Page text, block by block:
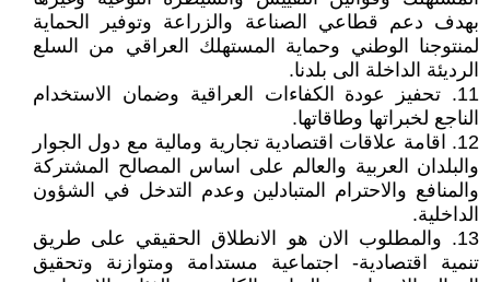
بهدف دعم قطاعي الصناعة والزراعة وتوفير الحماية
لمنتوجنا الوطني وحماية المستهلك العراقي من السلع
الرديئة الداخلة الى بلدنا.
11. تحفيز عودة الكفاءات العراقية وضمان الاستخدام
الناجع لخبراتها وطاقاتها.
12. اقامة علاقات اقتصادية تجارية ومالية مع دول الجوار
والبلدان العربية والعالم على اساس المصالح المشتركة
والمنافع والاحترام المتبادلين وعدم التدخل في الشؤون
الداخلية.
13. والمطلوب الان هو الانطلاق الحقيقي على طريق
تنمية اقتصادية- اجتماعية مستدامة ومتوازنة وتحقيق